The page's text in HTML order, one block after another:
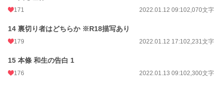
171 2022.01.12 09:102,070文字
14 裏切り者はどちらか ※R18描写あり
179 2022.01.12 17:102,231文字
15 本條 和生の告白 1
176 2022.01.13 09:102,300文字